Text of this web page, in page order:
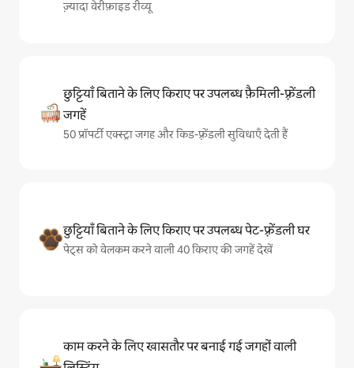
ज़्यादा वेरीफ़ाइड रीव्यू
छुट्टियाँ बिताने के लिए किराए पर उपलब्ध फ़ैमिली-फ़्रेंडली
जगहें
50 प्रॉपर्टी एक्स्ट्रा जगह और किड-फ़्रेंडली सुविधाएँ देती हैं
छुट्टियाँ बिताने के लिए किराए पर उपलब्ध पेट-फ़्रेंडली घर
पेट्स को वेलकम करने वाली 40 किराए की जगहें देखें
काम करने के लिए खासतौर पर बनाई गई जगहों वाली